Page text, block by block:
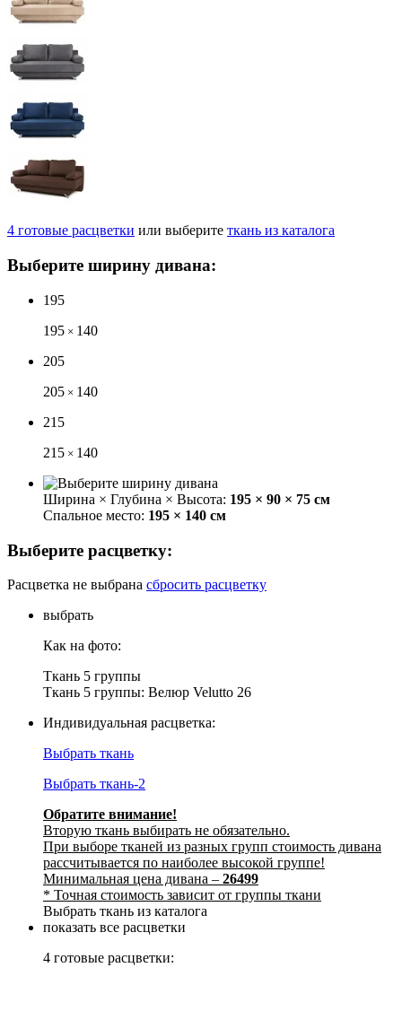
4 готовые расцветки или выберите ткань из каталога
Выберите ширину дивана:
195
195 × 140
205
205 × 140
215
215 × 140
Ширина × Глубина × Высота: 195 × 90 × 75 см
Спальное место: 195 × 140 см
Выберите расцветку:
Расцветка не выбрана сбросить расцветку
выбрать
Как на фото:
Ткань 5 группы
Ткань 5 группы: Велюр Velutto 26
Индивидуальная расцветка:
Выбрать ткань
Выбрать ткань-2
Обратите внимание!
Вторую ткань выбирать не обязательно.
При выборе тканей из разных групп стоимость дивана
рассчитывается по наиболее высокой группе!
Минимальная цена дивана – 26499
* Точная стоимость зависит от группы ткани
Выбрать ткань из каталога
показать все расцветки
4 готовые расцветки: